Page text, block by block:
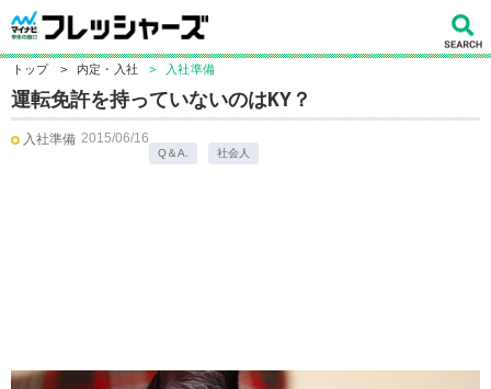
トップ > 内定・入社 > 入社準備
運転免許を持っていないのはKY？
入社準備 2015/06/16
Q＆A. 社会人